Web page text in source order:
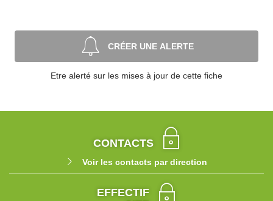
CRÉER UNE ALERTE
Etre alerté sur les mises à jour de cette fiche
CONTACTS
Voir les contacts par direction
EFFECTIF